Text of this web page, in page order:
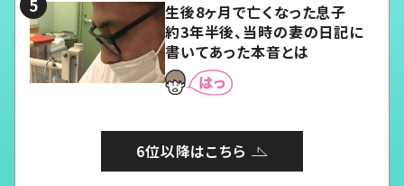
生後8ヶ月で亡くなった息子
約3年半後、当時の妻の日記に
書いてあった本音とは
6位以降はこちら